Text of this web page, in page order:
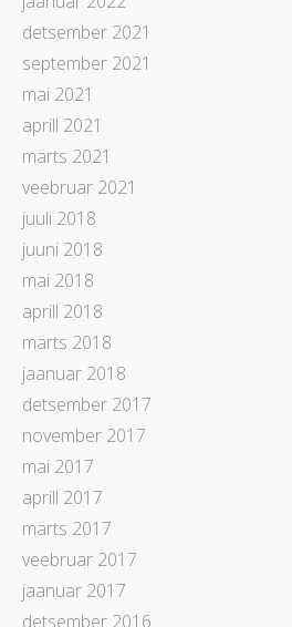
detsember 2021
september 2021
mai 2021
aprill 2021
märts 2021
veebruar 2021
juuli 2018
juuni 2018
mai 2018
aprill 2018
märts 2018
jaanuar 2018
detsember 2017
november 2017
mai 2017
aprill 2017
märts 2017
veebruar 2017
jaanuar 2017
detsember 2016